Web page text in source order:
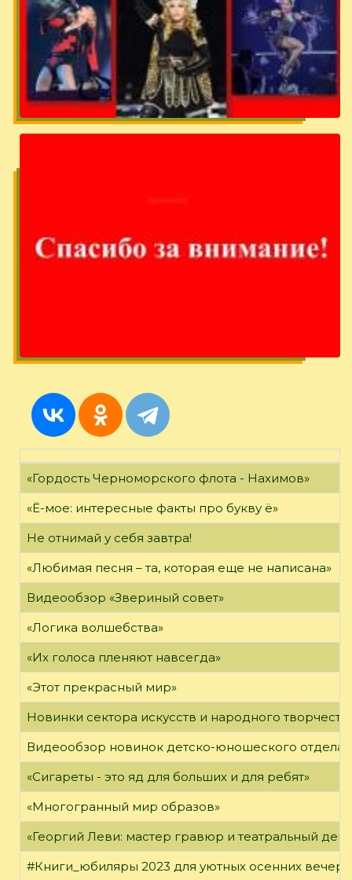
«Гордость Черноморского флота - Нахимов»
«Ё-мое: интересные факты про букву ё»
Не отнимай у себя завтра!
«Любимая песня – та, которая еще не написана»
Видеообзор «Звериный совет»
«Логика волшебства»
«Их голоса пленяют навсегда»
«Этот прекрасный мир»
Новинки сектора искусств и народного
Видеообзор новинок детско-юношеского отдела
«Сигареты - это яд для больших и для ребят»
«Многогранный мир образов»
«Георгий Леви: мастер гравюр и театральный
#Книги_юбиляры 2023 для уютных осенних